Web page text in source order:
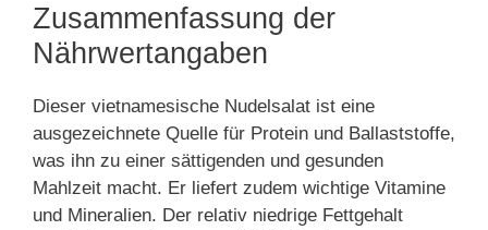
Zusammenfassung der
Nährwertangaben
Dieser vietnamesische Nudelsalat ist eine
ausgezeichnete Quelle für Protein und Ballaststoffe,
was ihn zu einer sättigenden und gesunden
Mahlzeit macht. Er liefert zudem wichtige Vitamine
und Mineralien. Der relativ niedrige Fettgehalt